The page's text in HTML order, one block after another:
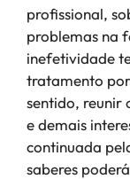
profissional,
problemas na
inefetividade
tratamento por
sentido, reunir
e demais
continuada
saberes